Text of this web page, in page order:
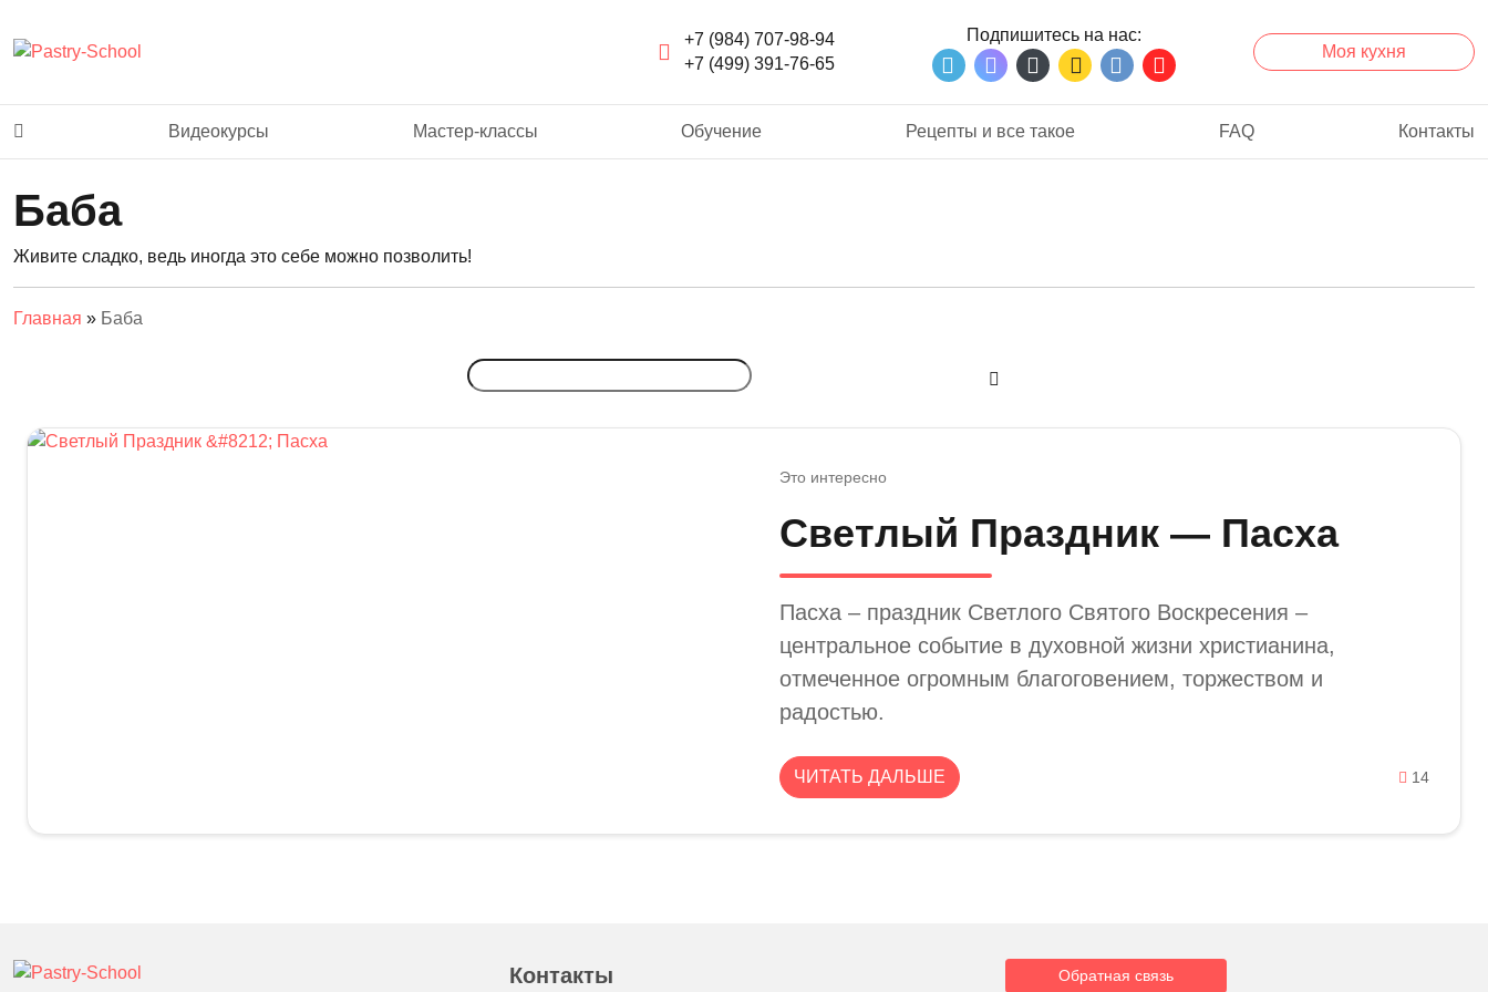
+7 (984) 707-98-94
+7 (499) 391-76-65
Подпишитесь на нас
Моя кухня
Видеокурсы Мастер-классы Обучение Рецепты и все такое FAQ Контакты
Баба
Живите сладко, ведь иногда это себе можно позволить!
Главная » Баба
Это интересно
Светлый Праздник — Пасха
Пасха – праздник Светлого Святого Воскресения –
центральное событие в духовной жизни христианина,
отмеченное огромным благоговением, торжеством и
радостью.
ЧИТАТЬ ДАЛЬШЕ 14
Контакты Обратная связь